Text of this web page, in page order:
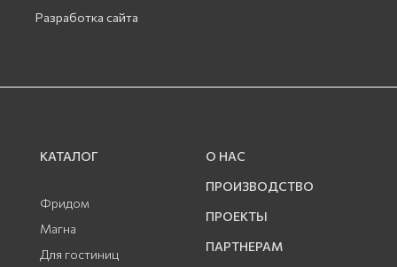
Разработка сайта
КАТАЛОГ
Фридом
Магна
Для гостиниц
О НАС
ПРОИЗВОДСТВО
ПРОЕКТЫ
ПАРТНЕРАМ